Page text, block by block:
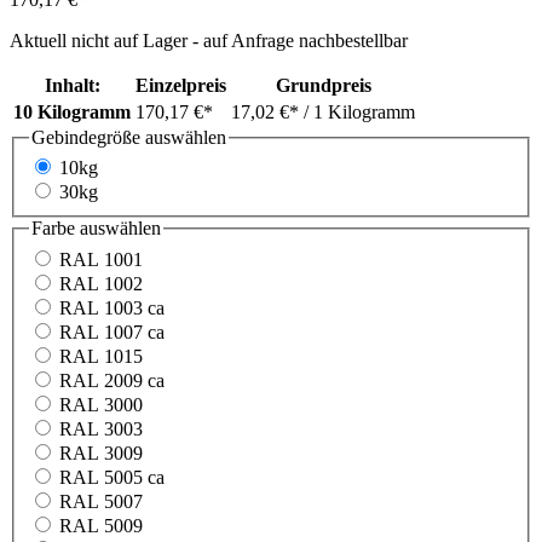
Aktuell nicht auf Lager - auf Anfrage nachbestellbar
Inhalt: Einzelpreis
Grundpreis
10 Kilogramm 170,17 €* 17,02 €* / 1 Kilogramm
Gebindegröße auswählen
10kg
30kg
Farbe auswählen
RAL 1001
RAL 1002
RAL 1003 ca
RAL 1007 ca
RAL 1015
RAL 2009 ca
RAL 3000
RAL 3003
RAL 3009
RAL 5005 ca
RAL 5007
RAL 5009